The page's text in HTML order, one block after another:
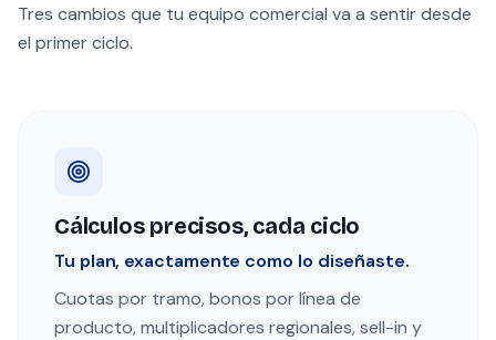
Tres cambios que tu equipo comercial va a sentir desde
el primer ciclo.
Cálculos precisos, cada ciclo
Tu plan, exactamente como lo diseñaste.
Cuotas por tramo, bonos por línea de
producto, multiplicadores regionales, sell-in y